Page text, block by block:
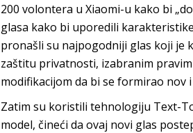
200 volontera u Xiaomi-u kako bi
glasa kako bi uporedili
pronašli su najpogodniji glas koji je
zaštitu privatnosti, izabranim
modifikacijom da bi se formirao nov
Zatim su koristili tehnologiju Text-
model, čineći da ovaj novi glas